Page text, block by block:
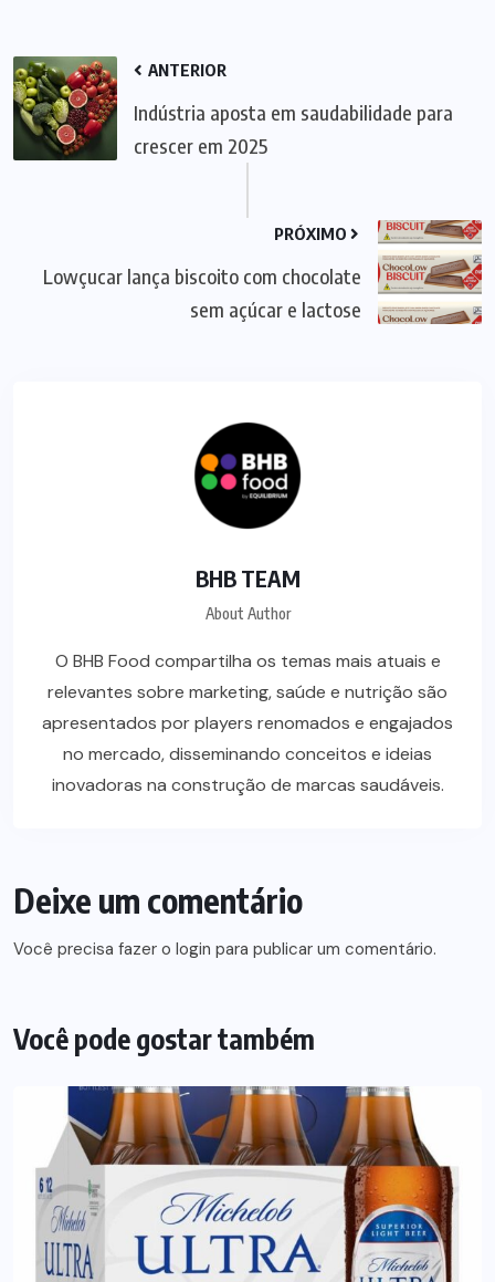
ANTERIOR
Indústria aposta em saudabilidade para
crescer em 2025
PRÓXIMO
Lowçucar lança biscoito com chocolate
sem açúcar e lactose
BHB TEAM
About Author
O BHB Food compartilha os temas mais atuais e
relevantes sobre marketing, saúde e nutrição são
apresentados por players renomados e engajados
no mercado, disseminando conceitos e ideias
inovadoras na construção de marcas saudáveis.
Deixe um comentário
Você precisa fazer o login para publicar um comentário.
Você pode gostar também